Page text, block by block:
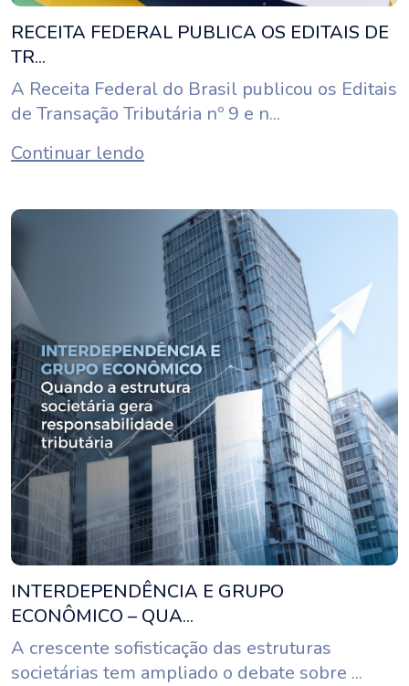
RECEITA FEDERAL PUBLICA OS EDITAIS DE
TR...
A Receita Federal do Brasil publicou os Editais
de Transação Tributária nº 9 e n...
Continuar lendo
INTERDEPENDÊNCIA E GRUPO
ECONÔMICO – QUA...
A crescente sofisticação das estruturas
societárias tem ampliado o debate sobre ...